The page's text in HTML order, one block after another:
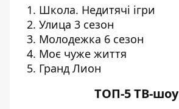
Школа. Недитячі ігри
Улица 3 сезон
Молодежка 6 сезон
Моє чуже життя
Гранд Лион
ТОП-5 ТВ-шоу